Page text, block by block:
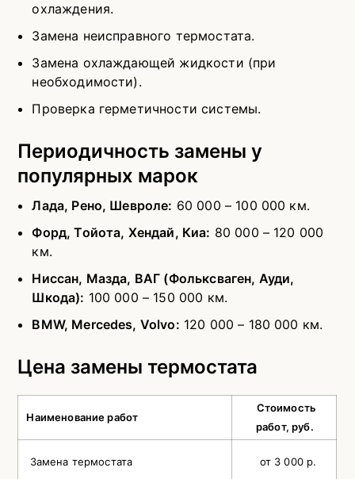
охлаждения.
Замена неисправного термостата.
Замена охлаждающей жидкости (при
необходимости).
Проверка герметичности системы.
Периодичность замены у
популярных марок
Лада, Рено, Шевроле: 60 000 – 100 000 км.
Форд, Тойота, Хендай, Киа: 80 000 – 120 000
км.
Ниссан, Мазда, ВАГ (Фольксваген, Ауди,
Шкода): 100 000 – 150 000 км.
BMW, Mercedes, Volvo: 120 000 – 180 000 км.
Цена замены термостата
Наименование работ
Стоимость
работ, руб.
Замена термостата от 3 000 р.